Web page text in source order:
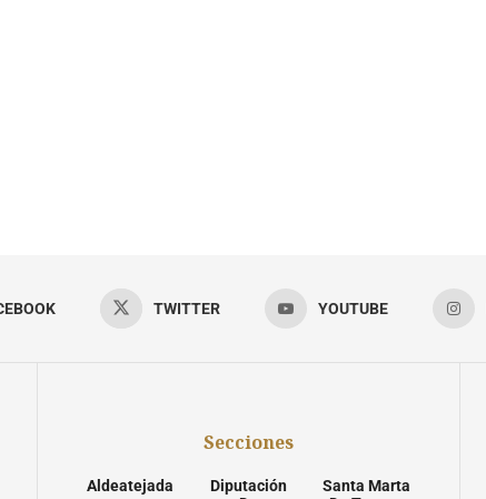
TWITTER YOUTUBE
Secciones
Aldeatejada
Diputación
Santa Marta